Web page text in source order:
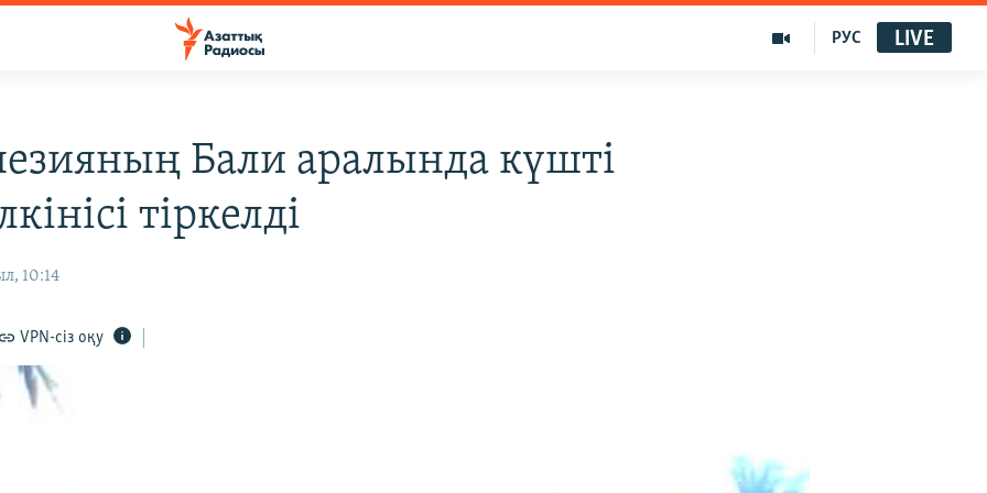
РУС LIVE
Бали аралында күшті
тіркелді
10:14
VPN-сіз оқу